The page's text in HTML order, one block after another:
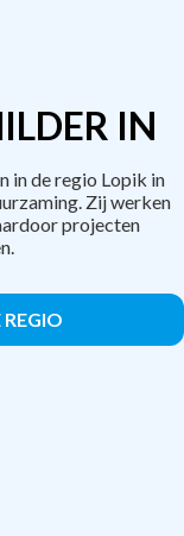
IN
in de regio Lopik in
Zij werken
projecten